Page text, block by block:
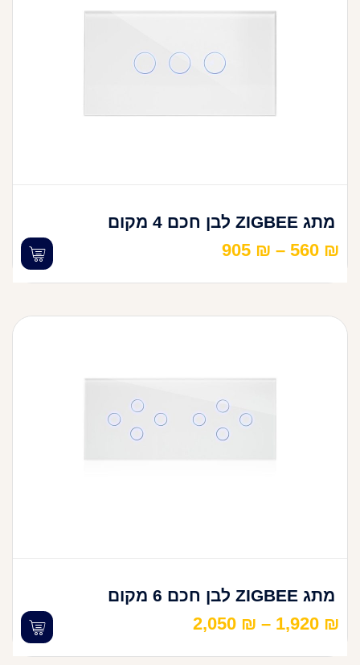
מתג ZIGBEE לבן חכם 4 מקום
560 ₪
–
905 ₪
מתג ZIGBEE לבן חכם 6 מקום
1,920 ₪
–
2,050 ₪